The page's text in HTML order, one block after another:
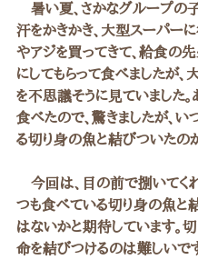
暑い夏、さかなグループの
汗をかきかき、大型スーパー
やアジを買ってきて、給食の
にしてもらって食べましたが、
を不思議そうに見ていました。
食べたので、驚きましたが、い
る切り身の魚と結びついたのか
今回は、目の前で捌いてく
つも食べている切り身の魚と
はないかと期待しています。
命を結びつけるのは難しいで